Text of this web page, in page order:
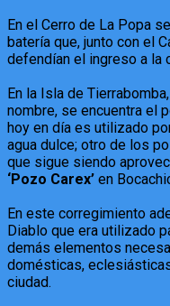
En el Cerro de La Popa
batería que, junto con el
defendían el ingreso a la
En la Isla de
nombre, se encuentra el
hoy en día es utilizado
agua dulce; otro de los
que sigue siendo
‘Pozo Carex’ en
En este corregimiento
Diablo que era utilizado
demás elementos
domésticas,
ciudad.